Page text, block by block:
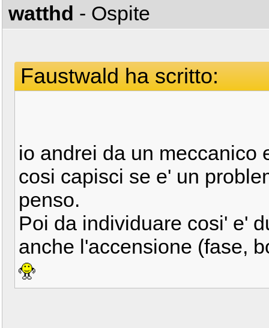
watthd - Ospite
Faustwald ha scritto:
io andrei da un meccanico
cosi capisci se e' un
penso.
Poi da individuare cosi' e'
anche l'accensione (fase,